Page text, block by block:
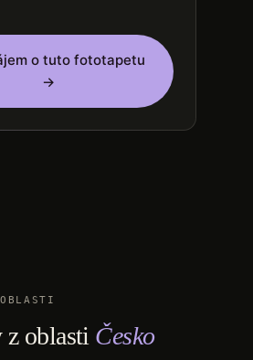
o tuto fototapetu
→
oblasti Česko